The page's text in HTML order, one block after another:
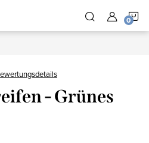
- Grünes